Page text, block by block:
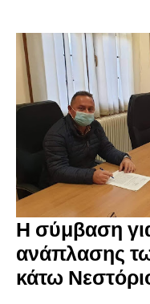
Η σύμβαση
ανάπλασης
κάτω